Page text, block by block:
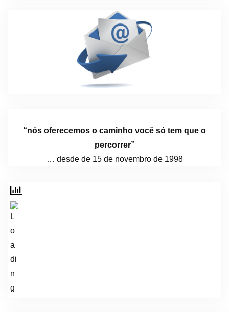
“nós oferecemos o caminho você só tem que o
percorrer”
… desde de 15 de novembro de 1998